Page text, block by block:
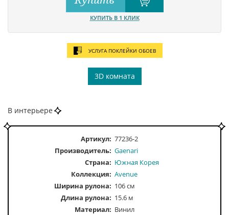
КУПИТЬ В 1 КЛИК
УСЛУГА ПОКЛЕЙКИ ОБОЕВ
3D комната
В интерьере
Артикул: 77236-2
Производитель: Gaenari
Страна: Южная Корея
Коллекция: Avenue
Ширина рулона: 106 см
Длина рулона: 15.6 м
Материал: Винил